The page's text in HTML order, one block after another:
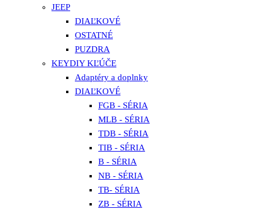
JEEP
DIAĽKOVÉ
OSTATNÉ
PUZDRA
KEYDIY KĽÚČE
Adaptéry a doplnky
DIAĽKOVÉ
FGB - SÉRIA
MLB - SÉRIA
TDB - SÉRIA
TIB - SÉRIA
B - SÉRIA
NB - SÉRIA
TB- SÉRIA
ZB - SÉRIA